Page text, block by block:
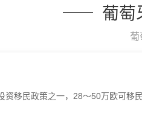
葡萄
葡
资移民政策之一，28～50万欧可移